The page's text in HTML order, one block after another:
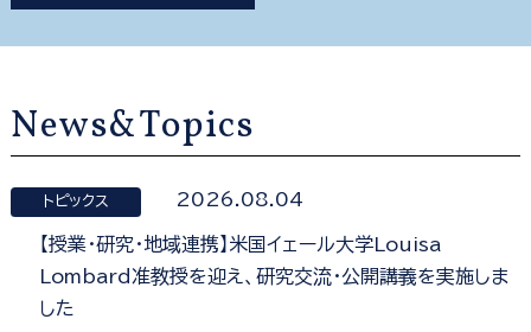
News&Topics
トピックス 2026.08.04
【授業・研究・地域連携】米国イェール大学Louisa
Lombard准教授を迎え、研究交流・公開講義を実施しま
した